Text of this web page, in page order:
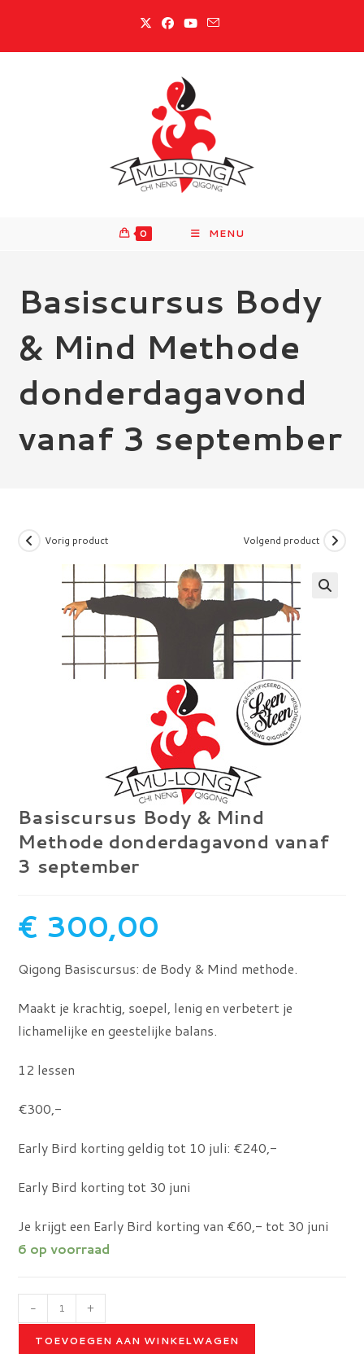
inhoud
0 MENU
Basiscursus Body
& Mind Methode
donderdagavond
vanaf 3 september
Vorig product Volgend product
Basiscursus Body & Mind
Methode donderdagavond vanaf
3 september
€ 300,00
Qigong Basiscursus: de Body & Mind methode.
Maakt je krachtig, soepel, lenig en verbetert je
lichamelijke en geestelijke balans.
12 lessen
€300,-
Early Bird korting geldig tot 10 juli: €240,-
Early Bird korting tot 30 juni
Je krijgt een Early Bird korting van €60,- tot 30 juni
6 op voorraad
Basiscursus
Body
- +
TOEVOEGEN AAN WINKELWAGEN